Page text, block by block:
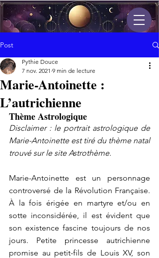
Post
Marie-Antoinette :
L’autrichienne
Pythie Douce
7 nov. 2021 9 min de lecture
Thème Astrologique
Disclaimer : le portrait astrologique de
Marie-Antoinette est tiré du thème natal
trouvé sur le site Astrothème.
Marie-Antoinette est un personnage
controversé de la Révolution Française.
À la fois érigée en martyre et/ou en
sotte inconsidérée, il est évident que
son existence fascine toujours de nos
jours. Petite princesse autrichienne
promise au petit-fils de Louis XV, son